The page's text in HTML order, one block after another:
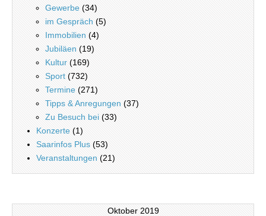
Gewerbe (34)
im Gespräch (5)
Immobilien (4)
Jubiläen (19)
Kultur (169)
Sport (732)
Termine (271)
Tipps & Anregungen (37)
Zu Besuch bei (33)
Konzerte (1)
Saarinfos Plus (53)
Veranstaltungen (21)
Oktober 2019